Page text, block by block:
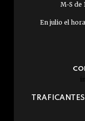
M-S de
En julio el